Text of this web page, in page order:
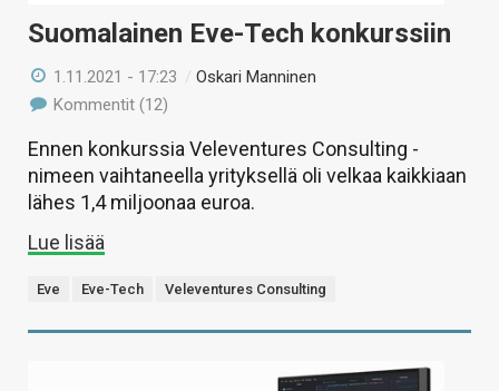
Suomalainen Eve-Tech konkurssiin
1.11.2021 - 17:23 /Oskari Manninen
Kommentit (12)
Ennen konkurssia Veleventures Consulting -
nimeen vaihtaneella yrityksellä oli velkaa kaikkiaan
lähes 1,4 miljoonaa euroa.
Lue lisää
Eve Eve-Tech Veleventures Consulting